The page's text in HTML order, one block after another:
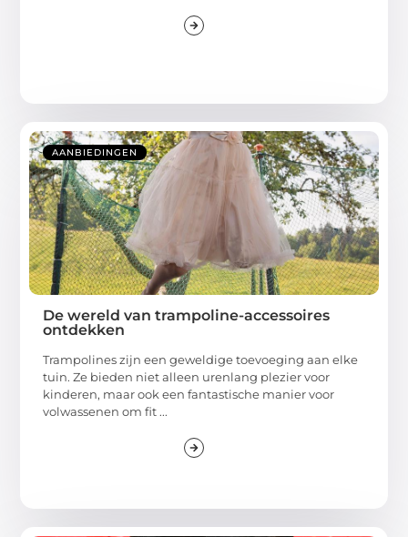
AANBIEDINGEN
De wereld van trampoline-accessoires
ontdekken
Trampolines zijn een geweldige toevoeging aan elke
tuin. Ze bieden niet alleen urenlang plezier voor
kinderen, maar ook een fantastische manier voor
volwassenen om fit ...